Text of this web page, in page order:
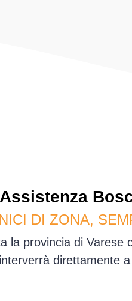
Assistenza
DI ZONA,
la provincia di
direttamente